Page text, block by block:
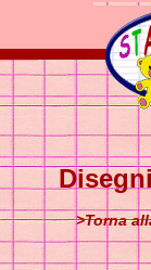
>Torna